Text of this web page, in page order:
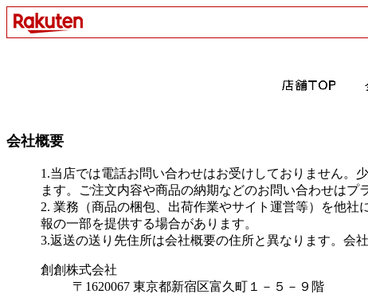
会社概要
1.当店では電話お問い合わせはお受けしておりません。
ます。ご注文内容や商品の納期などのお問い合わせはプ
2. 業務（商品の梱包、出荷作業やサイト運営等）を他
報の一部を提供する場合があります。
3.返送の送り先住所は会社概要の住所と異なります。会
創創株式会社
〒1620067 東京都新宿区富久町１－５－９階